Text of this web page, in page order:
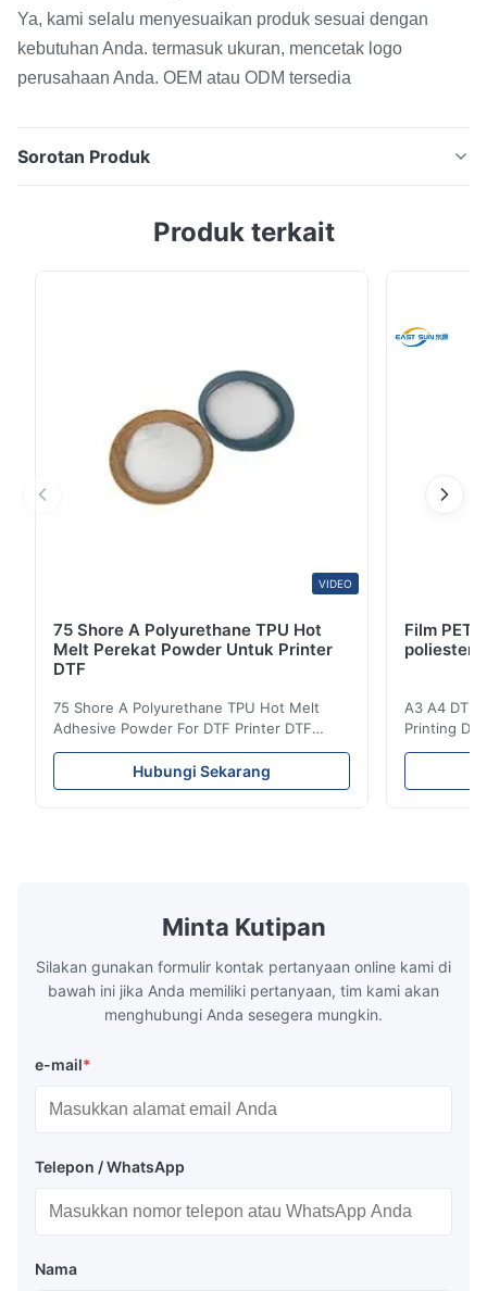
Ya, kami selalu menyesuaikan produk sesuai dengan
kebutuhan Anda. termasuk ukuran, mencetak logo
perusahaan Anda. OEM atau ODM tersedia
Sorotan Produk
Hot Melt Heat Press Polyurethane Film untuk ikatan
Produk terkait
VIDEO
75 Shore A Polyurethane TPU Hot
Melt Perekat Powder Untuk Printer
DTF
75 Shore A Polyurethane TPU Hot Melt
Adhesive Powder For DTF Printer DTF
Powder Technical Parameters Bonding
Parameters ( reference only) Temperature
110-130℃ Press 0.5-1.5 kg/cm2 Time 8-20
Hubungi Sekarang
Film PET
poliester
A3 A4 DTF
Printing
application
pattern
Minta Kutipan
Silakan gunakan formulir kontak pertanyaan online kami di
bawah ini jika Anda memiliki pertanyaan, tim kami akan
menghubungi Anda sesegera mungkin.
e-mail*
Telepon / WhatsApp
Nama